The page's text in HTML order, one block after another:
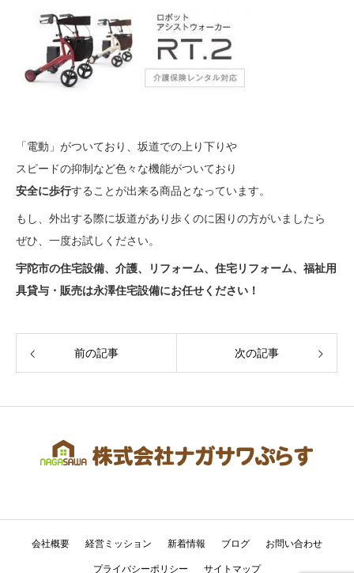
「電動」がついており、坂道での上り下りや
スピードの抑制など色々な機能がついており
安全に歩行することが出来る商品となっています。
もし、外出する際に坂道があり歩くのに困りの方がいましたら
ぜひ、一度お試しください。
宇陀市の住宅設備、介護、リフォーム、住宅リフォーム、福祉用
具貸与・販売は永澤住宅設備にお任せください！
前の記事 次の記事
会社概要 経営ミッション 新着情報 ブログ お問い合わせ
プライバシーポリシー サイトマップ